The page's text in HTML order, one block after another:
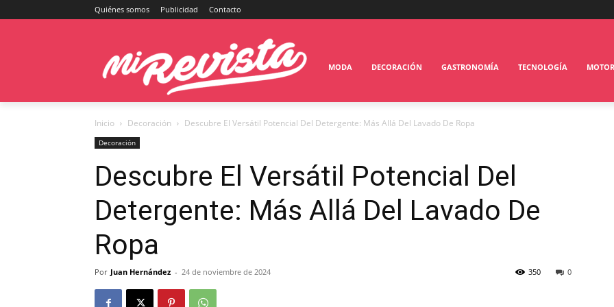
Quiénes somos Publicidad Contacto
MODA DECORACIÓN GASTRONOMÍA TECNOLOGÍA MOTOR
Inicio Decoración Descubre El Versátil Potencial Del Detergente: Más Allá Del Lavado De Ropa
Decoración
Descubre El Versátil Potencial Del
Detergente: Más Allá Del Lavado De
Ropa
Por Juan Hernández - 24 de noviembre de 2024 0
350